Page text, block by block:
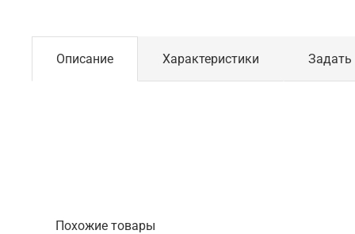
Описание Характеристики Задать
Похожие товары